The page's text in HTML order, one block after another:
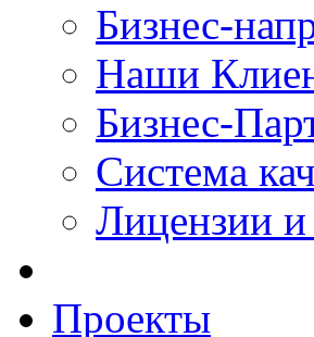
Бизнес-
Наши
Бизнес-
Система
Лицензии
Проекты